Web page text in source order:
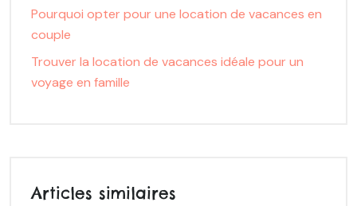
Pourquoi opter pour une location de vacances en
couple
Trouver la location de vacances idéale pour un
voyage en famille
Articles similaires